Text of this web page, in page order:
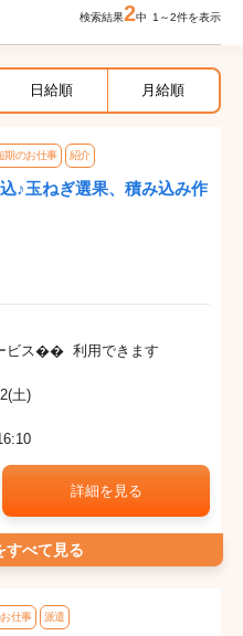
検索結果2中 1～2件を表示
日給順 月給順
期のお仕事 紹介
♪玉ねぎ選果、積み込み作
ビス�� 利用できます
土)
詳細を見る
すべて見る
仕事 派遣